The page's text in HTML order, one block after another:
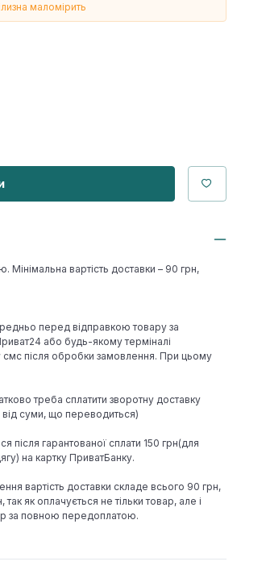
маломірить
вартість доставки – 90 грн,
перед відправкою товару за
або будь-якому терміналі
після обробки замовлення. При цьому
треба сплатити зворотну доставку
суми, що переводиться)
після гарантованої сплати 150 грн(для
на картку ПриватБанку.
вартість доставки складе всього 90 грн,
як оплачується не тільки товар, але і
за повною передоплатою.